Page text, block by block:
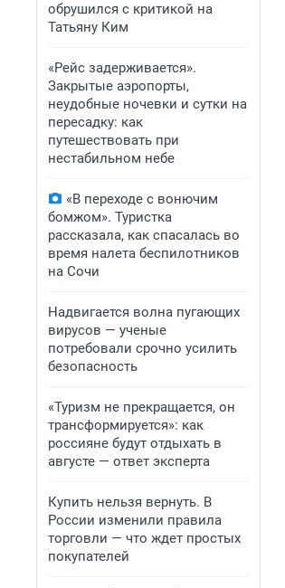
обрушился с критикой на
Татьяну Ким
«Рейс задерживается».
Закрытые аэропорты,
неудобные ночевки и сутки на
пересадку: как
путешествовать при
нестабильном небе
«В переходе с вонючим
бомжом». Туристка
рассказала, как спасалась во
время налета беспилотников
на Сочи
Надвигается волна пугающих
вирусов — ученые
потребовали срочно усилить
безопасность
«Туризм не прекращается, он
трансформируется»: как
россияне будут отдыхать в
августе — ответ эксперта
Купить нельзя вернуть. В
России изменили правила
торговли — что ждет простых
покупателей